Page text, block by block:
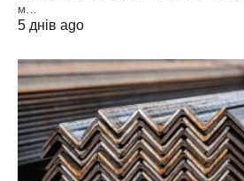
м…
5 днів ago